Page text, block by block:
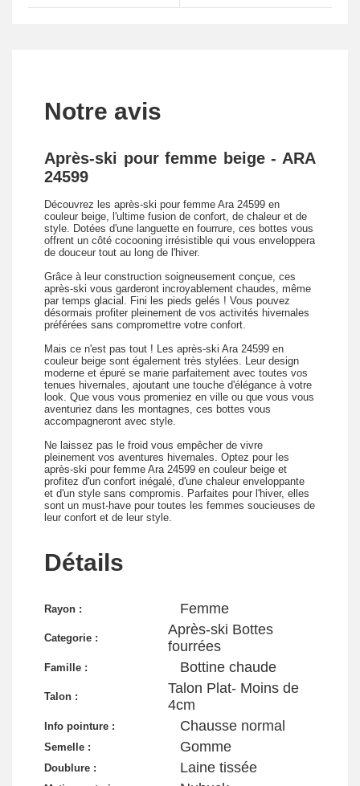
Notre avis
Après-ski pour femme beige - ARA
24599
Découvrez les après-ski pour femme Ara 24599 en
couleur beige, l'ultime fusion de confort, de chaleur et de
style. Dotées d'une languette en fourrure, ces bottes vous
offrent un côté cocooning irrésistible qui vous enveloppera
de douceur tout au long de l'hiver.
Grâce à leur construction soigneusement conçue, ces
après-ski vous garderont incroyablement chaudes, même
par temps glacial. Fini les pieds gelés ! Vous pouvez
désormais profiter pleinement de vos activités hivernales
préférées sans compromettre votre confort.
Mais ce n'est pas tout ! Les après-ski Ara 24599 en
couleur beige sont également très stylées. Leur design
moderne et épuré se marie parfaitement avec toutes vos
tenues hivernales, ajoutant une touche d'élégance à votre
look. Que vous vous promeniez en ville ou que vous vous
aventuriez dans les montagnes, ces bottes vous
accompagneront avec style.
Ne laissez pas le froid vous empêcher de vivre
pleinement vos aventures hivernales. Optez pour les
après-ski pour femme Ara 24599 en couleur beige et
profitez d'un confort inégalé, d'une chaleur enveloppante
et d'un style sans compromis. Parfaites pour l'hiver, elles
sont un must-have pour toutes les femmes soucieuses de
leur confort et de leur style.
Détails
Rayon : Femme
Categorie :
Après-ski Bottes
fourrées
Famille : Bottine chaude
Talon :
Talon Plat- Moins de
4cm
Info pointure : Chausse normal
Semelle : Gomme
Doublure : Laine tissée